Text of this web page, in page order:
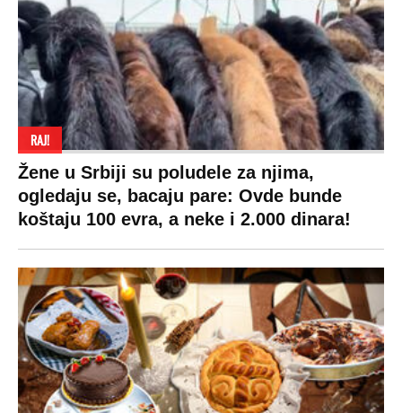
RAJ!
Žene u Srbiji su poludele za njima,
ogledaju se, bacaju pare: Ovde bunde
koštaju 100 evra, a neke i 2.000 dinara!